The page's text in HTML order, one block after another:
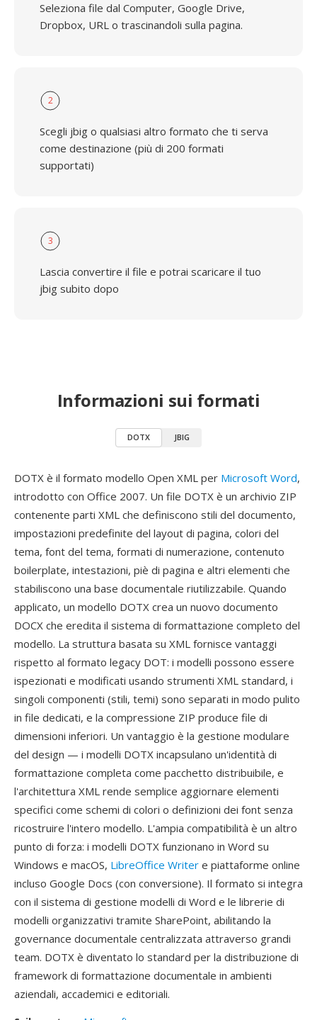
Seleziona file dal Computer, Google Drive,
Dropbox, URL o trascinandoli sulla pagina.
2
Scegli jbig o qualsiasi altro formato che ti serva
come destinazione (più di 200 formati
supportati)
3
Lascia convertire il file e potrai scaricare il tuo
jbig subito dopo
Informazioni sui formati
DOTX JBIG
DOTX è il formato modello Open XML per Microsoft Word,
introdotto con Office 2007. Un file DOTX è un archivio ZIP
contenente parti XML che definiscono stili del documento,
impostazioni predefinite del layout di pagina, colori del
tema, font del tema, formati di numerazione, contenuto
boilerplate, intestazioni, piè di pagina e altri elementi che
stabiliscono una base documentale riutilizzabile. Quando
applicato, un modello DOTX crea un nuovo documento
DOCX che eredita il sistema di formattazione completo del
modello. La struttura basata su XML fornisce vantaggi
rispetto al formato legacy DOT: i modelli possono essere
ispezionati e modificati usando strumenti XML standard, i
singoli componenti (stili, temi) sono separati in modo pulito
in file dedicati, e la compressione ZIP produce file di
dimensioni inferiori. Un vantaggio è la gestione modulare
del design — i modelli DOTX incapsulano un'identità di
formattazione completa come pacchetto distribuibile, e
l'architettura XML rende semplice aggiornare elementi
specifici come schemi di colori o definizioni dei font senza
ricostruire l'intero modello. L'ampia compatibilità è un altro
punto di forza: i modelli DOTX funzionano in Word su
Windows e macOS, LibreOffice Writer e piattaforme online
incluso Google Docs (con conversione). Il formato si integra
con il sistema di gestione modelli di Word e le librerie di
modelli organizzativi tramite SharePoint, abilitando la
governance documentale centralizzata attraverso grandi
team. DOTX è diventato lo standard per la distribuzione di
framework di formattazione documentale in ambienti
aziendali, accademici e editoriali.